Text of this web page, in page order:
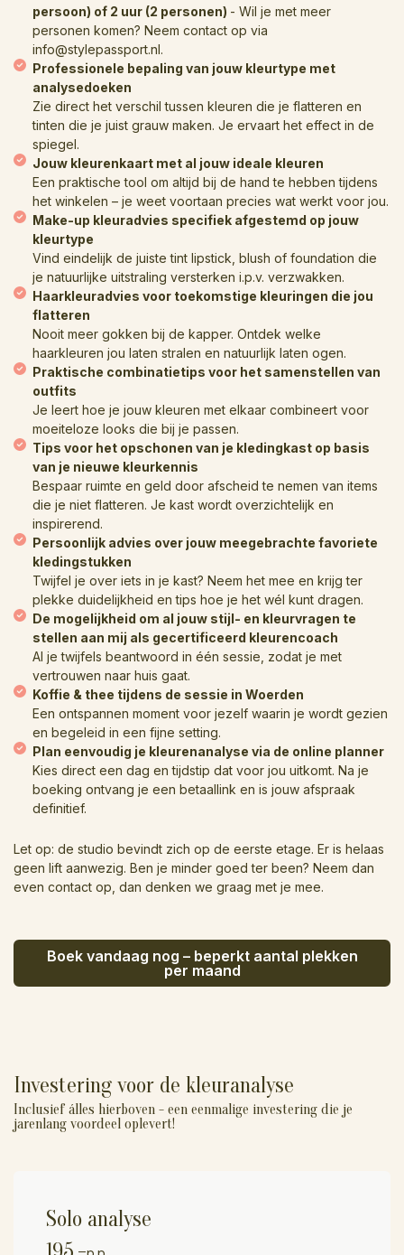
persoon) of 2 uur (2 personen) - Wil je met meer
personen komen? Neem contact op via
info@stylepassport.nl.
Professionele bepaling van jouw kleurtype met
analysedoeken
Zie direct het verschil tussen kleuren die je flatteren en
tinten die je juist grauw maken. Je ervaart het effect in de
spiegel.
Jouw kleurenkaart met al jouw ideale kleuren
Een praktische tool om altijd bij de hand te hebben tijdens
het winkelen – je weet voortaan precies wat werkt voor jou.
Make-up kleuradvies specifiek afgestemd op jouw
kleurtype
Vind eindelijk de juiste tint lipstick, blush of foundation die
je natuurlijke uitstraling versterken i.p.v. verzwakken.
Haarkleuradvies voor toekomstige kleuringen die jou
flatteren
Nooit meer gokken bij de kapper. Ontdek welke
haarkleuren jou laten stralen en natuurlijk laten ogen.
Praktische combinatietips voor het samenstellen van
outfits
Je leert hoe je jouw kleuren met elkaar combineert voor
moeiteloze looks die bij je passen.
Tips voor het opschonen van je kledingkast op basis
van je nieuwe kleurkennis
Bespaar ruimte en geld door afscheid te nemen van items
die je niet flatteren. Je kast wordt overzichtelijk en
inspirerend.
Persoonlijk advies over jouw meegebrachte favoriete
kledingstukken
Twijfel je over iets in je kast? Neem het mee en krijg ter
plekke duidelijkheid en tips hoe je het wél kunt dragen.
De mogelijkheid om al jouw stijl- en kleurvragen te
stellen aan mij als gecertificeerd kleurencoach
Al je twijfels beantwoord in één sessie, zodat je met
vertrouwen naar huis gaat.
Koffie & thee tijdens de sessie in Woerden
Een ontspannen moment voor jezelf waarin je wordt gezien
en begeleid in een fijne setting.
Plan eenvoudig je kleurenanalyse via de online planner
Kies direct een dag en tijdstip dat voor jou uitkomt. Na je
boeking ontvang je een betaallink en is jouw afspraak
definitief.
Let op: de studio bevindt zich op de eerste etage. Er is helaas
geen lift aanwezig. Ben je minder goed ter been? Neem dan
even contact op, dan denken we graag met je mee.
Boek vandaag nog – beperkt aantal plekken
per maand
Investering voor de kleuranalyse
Inclusief álles hierboven - een eenmalige investering die je
jarenlang voordeel oplevert!
Solo analyse